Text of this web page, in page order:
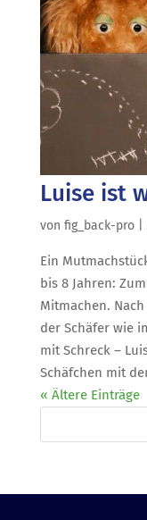
Luise ist
von fig_back-pro|
Ein
bis 8 Jahren:
Mitmachen.
der Schäfer wie
mit Schreck –
Schäfchen mit
« Ältere Einträge